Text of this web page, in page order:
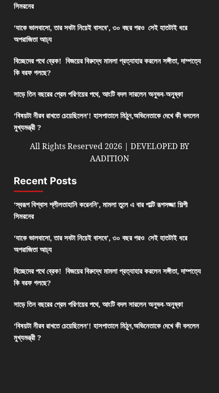
সিমরনের
‘যাকে ভালবাসো, তার সবটা নিয়েই বাসবে’, ৩০ বছর পরও সেই হাতটাই ধরে
অপরাজিতা আঢ্য
বিচ্ছেদের পথে ব্রেক! বিজয়ের বিরুদ্ধে মামলা প্রত্যাহার করলেন সঙ্গীতা, দাম্পত্যে
কি বরফ গলছে?
সাড়ে তিন বছরের প্রেম পরিণয়ের পথে, আংটি বদল সারলেন অনুভব-অনুষ্কা
‘বিষয়টা নীরব রাখতে চেয়েছিলেন’! হাসপাতালে মিঠুন,অভিনেতাকে দেখে কী বললেন
মুখ্যমন্ত্রী ?
All Rights Reserved 2026 | DEVELOPED BY
AADITION
Recent Posts
‘স্বরূপ বিশ্বাস শ্লীলতাহানি করেননি’, মামলা তুলে এ বার পাল্টি রূপসজ্জা শিল্পী
সিমরনের
‘যাকে ভালবাসো, তার সবটা নিয়েই বাসবে’, ৩০ বছর পরও সেই হাতটাই ধরে
অপরাজিতা আঢ্য
বিচ্ছেদের পথে ব্রেক! বিজয়ের বিরুদ্ধে মামলা প্রত্যাহার করলেন সঙ্গীতা, দাম্পত্যে
কি বরফ গলছে?
সাড়ে তিন বছরের প্রেম পরিণয়ের পথে, আংটি বদল সারলেন অনুভব-অনুষ্কা
‘বিষয়টা নীরব রাখতে চেয়েছিলেন’! হাসপাতালে মিঠুন,অভিনেতাকে দেখে কী বললেন
মুখ্যমন্ত্রী ?